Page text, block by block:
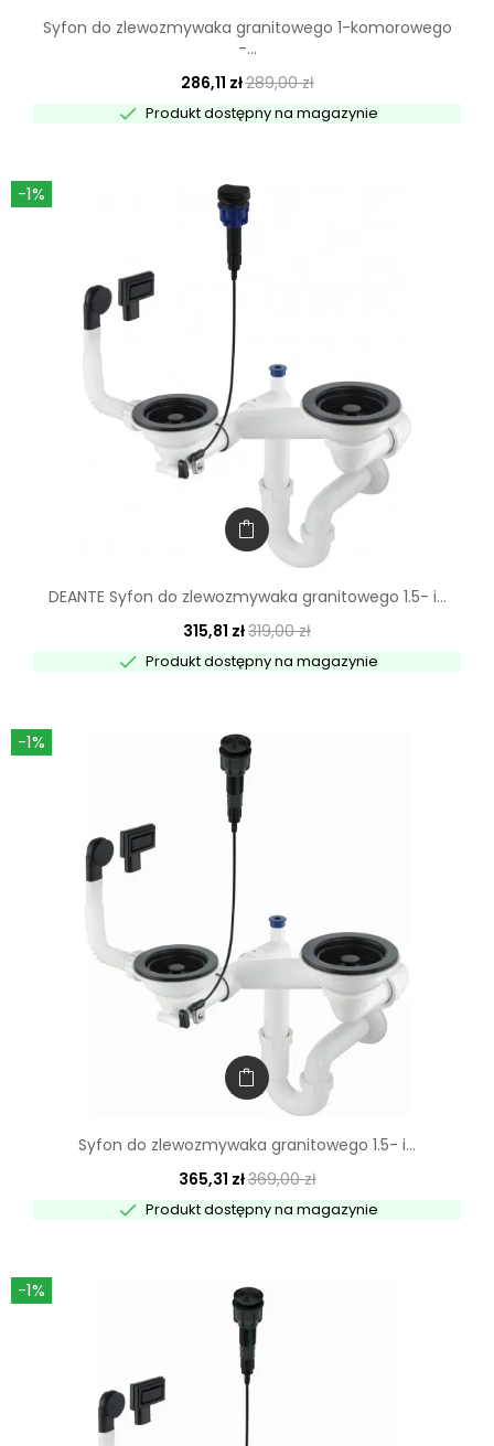
Syfon do zlewozmywaka granitowego 1-komorowego
-...
286,11 zł289,00 zł
 Produkt dostępny na magazynie
-1%
DEANTE Syfon do zlewozmywaka granitowego 1.5- i...
315,81 zł319,00 zł
 Produkt dostępny na magazynie
-1%
Syfon do zlewozmywaka granitowego 1.5- i...
365,31 zł369,00 zł
 Produkt dostępny na magazynie
-1%